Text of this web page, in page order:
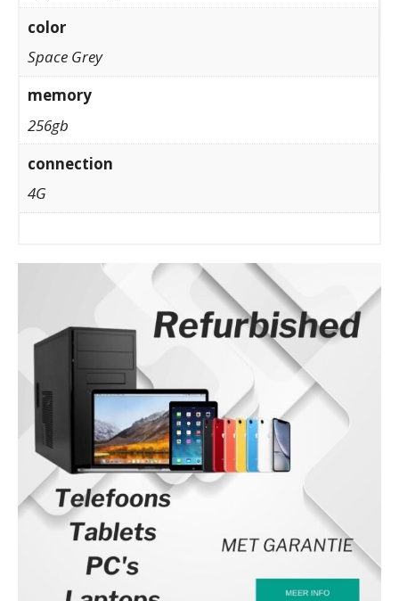
color
Space Grey
memory
256gb
connection
4G